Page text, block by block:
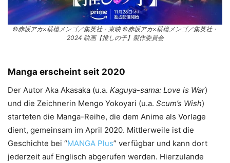
©赤坂アカ×横槍メンゴ／集英社・東映 ©赤坂アカ×横槍メンゴ／集英社・
2024 映画【推しの子】製作委員会
Manga erscheint seit 2020
Der Autor Aka Akasaka (u.a. Kaguya-sama: Love is War)
und die Zeichnerin Mengo Yokoyari (u.a. Scum’s Wish)
starteten die Manga-Reihe, die dem Anime als Vorlage
dient, gemeinsam im April 2020. Mittlerweile ist die
Geschichte bei “MANGA Plus” verfügbar und kann dort
jederzeit auf Englisch abgerufen werden. Hierzulande